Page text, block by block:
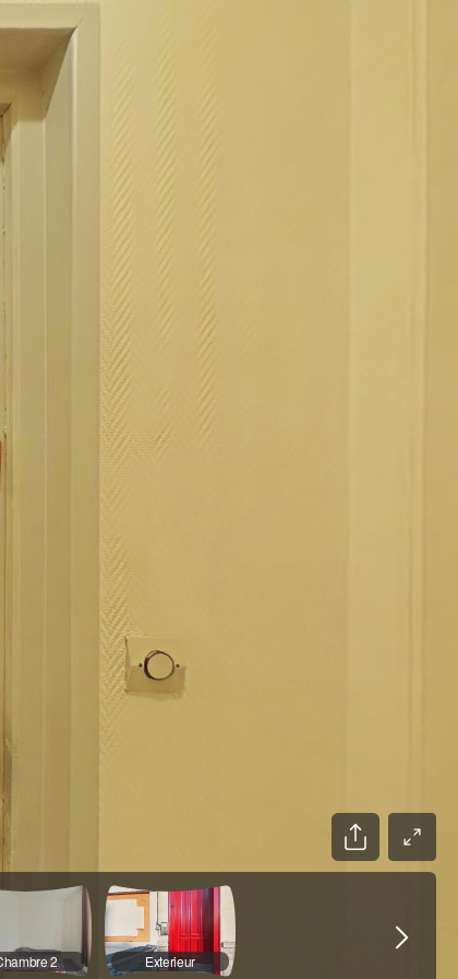
2 Exterieur